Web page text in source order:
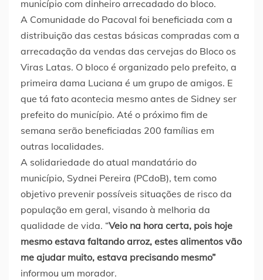
município com dinheiro arrecadado do bloco.
A Comunidade do Pacoval foi beneficiada com a
distribuição das cestas básicas compradas com a
arrecadação da vendas das cervejas do Bloco os
Viras Latas. O bloco é organizado pelo prefeito, a
primeira dama Luciana é um grupo de amigos. E
que tá fato acontecia mesmo antes de Sidney ser
prefeito do município. Até o próximo fim de
semana serão beneficiadas 200 famílias em
outras localidades.
A solidariedade do atual mandatário do
município, Sydnei Pereira (PCdoB), tem como
objetivo prevenir possíveis situações de risco da
população em geral, visando à melhoria da
qualidade de vida. “Veio na hora certa, pois hoje
mesmo estava faltando arroz, estes alimentos vão
me ajudar muito, estava precisando mesmo”
informou um morador.